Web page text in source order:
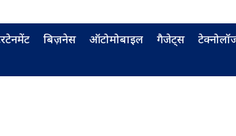
बिज़नेस ऑटोमोबाइल गैजेट्स